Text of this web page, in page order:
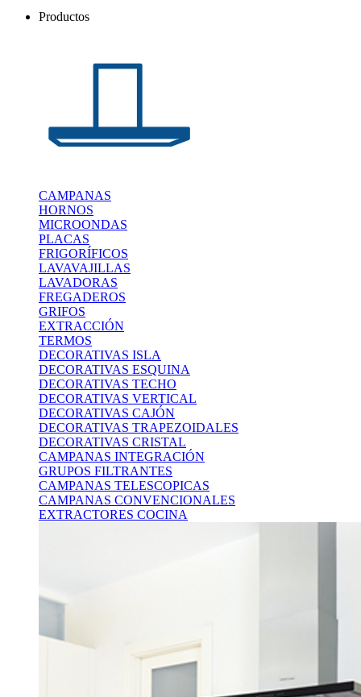
Productos
CAMPANAS
HORNOS
MICROONDAS
PLACAS
FRIGORÍFICOS
LAVAVAJILLAS
LAVADORAS
FREGADEROS
GRIFOS
EXTRACCIÓN
TERMOS
DECORATIVAS ISLA
DECORATIVAS ESQUINA
DECORATIVAS TECHO
DECORATIVAS VERTICAL
DECORATIVAS CAJÓN
DECORATIVAS TRAPEZOIDALES
DECORATIVAS CRISTAL
CAMPANAS INTEGRACIÓN
GRUPOS FILTRANTES
CAMPANAS TELESCOPICAS
CAMPANAS CONVENCIONALES
EXTRACTORES COCINA